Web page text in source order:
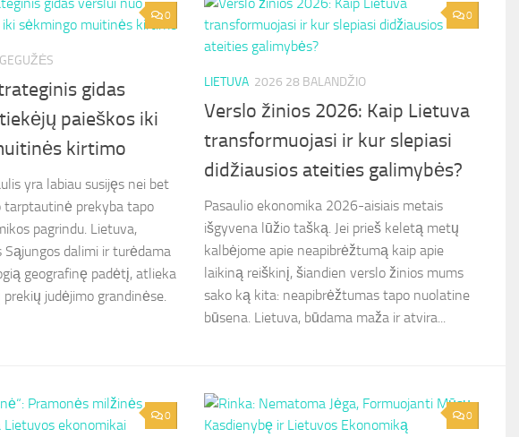
0
gidas
paieškos iki
kirtimo
yra labiau susijęs nei bet
tarptautinė prekyba tapo
pagrindu. Lietuva,
Sąjungos dalimi ir turėdama
geografinę padėtį, atlieka
judėjimo grandinėse.
0
LIETUVA 2026 28 BALANDŽIO
Verslo žinios 2026: Kaip Lietuva
transformuojasi ir kur slepiasi
didžiausios ateities galimybės?
Pasaulio ekonomika 2026-aisiais metais
išgyvena lūžio tašką. Jei prieš keletą metų
kalbėjome apie neapibrėžtumą kaip apie
laikiną reiškinį, šiandien verslo žinios mums
sako ką kita: neapibrėžtumas tapo nuolatine
būsena. Lietuva, būdama maža ir atvira...
0 0